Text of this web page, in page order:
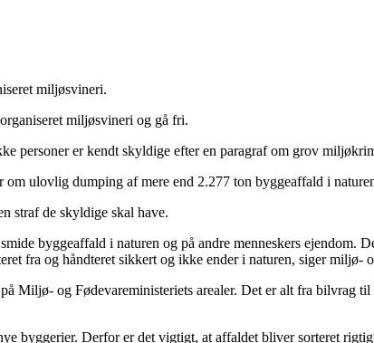
miljøsvineri.
miljøsvineri og gå fri.
personer er kendt skyldige efter en paragraf om grov
ulovlig dumping af mere end 2.277 ton byggeaffald i
straf de skyldige skal have.
byggeaffald i naturen og på andre menneskers ejendom.
fra og håndteret sikkert og ikke ender i naturen, siger miljø-
Miljø- og Fødevareministeriets arealer. Det er alt fra bilvrag
byggerier. Derfor er det vigtigt, at affaldet bliver sorteret